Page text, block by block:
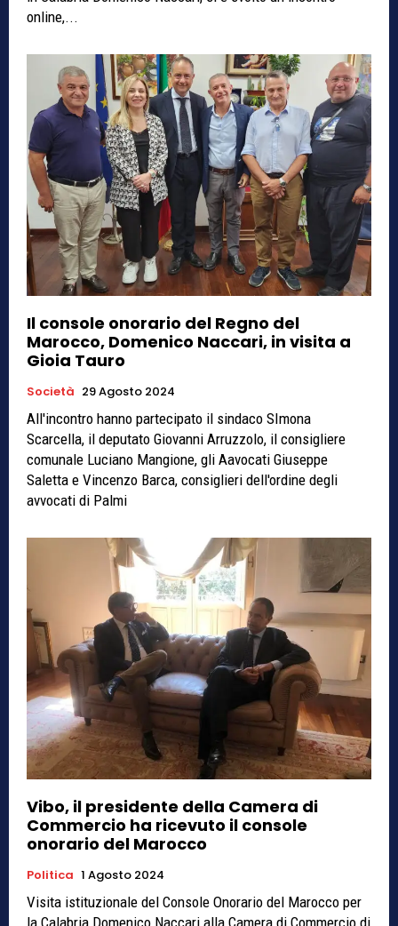
online,...
Il console onorario del Regno del
Marocco, Domenico Naccari, in visita a
Gioia Tauro
Società 29 Agosto 2024
All'incontro hanno partecipato il sindaco SImona
Scarcella, il deputato Giovanni Arruzzolo, il consigliere
comunale Luciano Mangione, gli Aavocati Giuseppe
Saletta e Vincenzo Barca, consiglieri dell'ordine degli
avvocati di Palmi
Vibo, il presidente della Camera di
Commercio ha ricevuto il console
onorario del Marocco
Politica 1 Agosto 2024
Visita istituzionale del Console Onorario del Marocco per
la Calabria Domenico Naccari alla Camera di Commercio di